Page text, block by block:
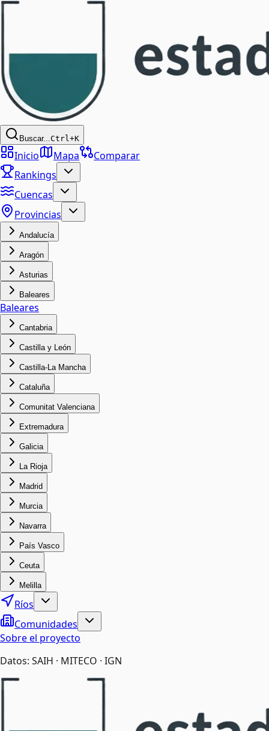
Buscar...Ctrl+K
Inicio Mapa
Comparar
Rankings
Cuencas
Provincias
Andalucía
Aragón
Asturias
Baleares
Baleares
Cantabria
Castilla y León
Castilla-La Mancha
Cataluña
Comunitat Valenciana
Extremadura
Galicia
La Rioja
Madrid
Murcia
Navarra
País Vasco
Ceuta
Melilla
Ríos
Comunidades
Sobre el proyecto
Datos: SAIH · MITECO · IGN